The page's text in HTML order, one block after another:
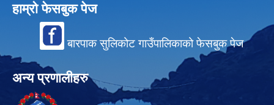
हाम्रो फेसबुक पेज
बारपाक सुलिकोट गाउँपालिकाको फेसबुक पेज
अन्य प्रणालीहरु